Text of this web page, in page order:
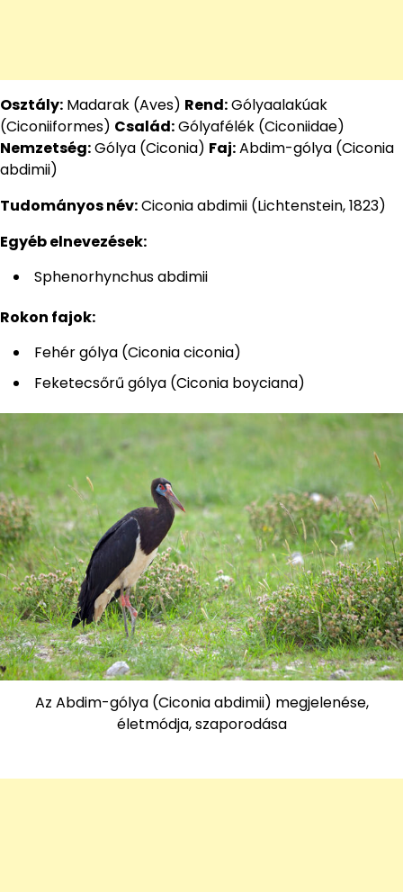
Osztály: Madarak (Aves) Rend:Gólyaalakúak
(Ciconiiformes) Család:Gólyafélék (Ciconiidae)
Nemzetség:Gólya (Ciconia) Faj:Abdim-gólya (Ciconia
abdimii)
Tudományos név:Ciconia abdimii (Lichtenstein, 1823)
Egyéb elnevezések:
Sphenorhynchus abdimii
Rokon fajok:
Fehér gólya (Ciconia ciconia)
Feketecsőrű gólya (Ciconia boyciana)
Az Abdim-gólya (Ciconia abdimii) megjelenése,
életmódja, szaporodása